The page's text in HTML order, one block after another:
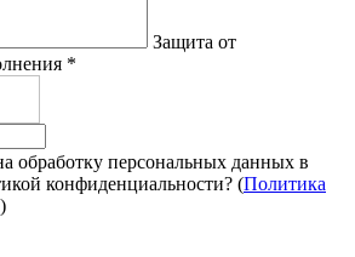
Защита от
*
обработку персональных данных в
конфиденциальности? (Политика
)